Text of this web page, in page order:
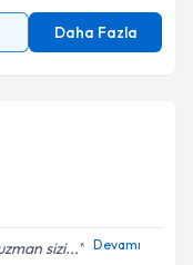
Daha Fazla
sizi... Devamı